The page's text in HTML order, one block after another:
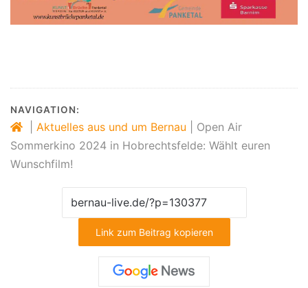
NAVIGATION:
Aktuelles aus und um Bernau
Open Air
Sommerkino 2024 in Hobrechtsfelde: Wählt euren
Wunschfilm!
Link zum Beitrag kopieren